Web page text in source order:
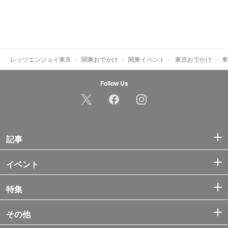
レッツエンジョイ東京 関東おでかけ 関東イベント 東京おでかけ
Follow Us
記事
イベント
特集
その他